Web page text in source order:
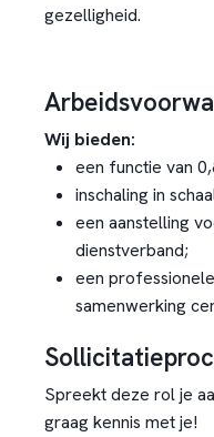
gezelligheid.
Wij bieden:
een functie van
inschaling in
een aanstelling
dienstverband;
een
samenwerking
Spreekt deze rol je
graag kennis met je!